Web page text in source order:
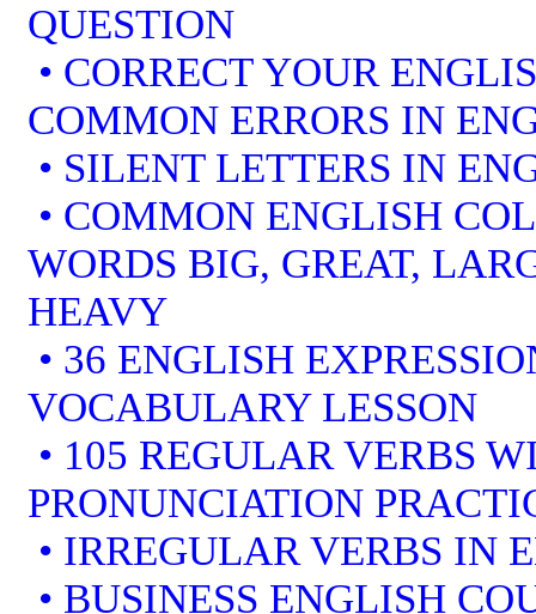
QUESTION
• CORRECT YOUR
COMMON ERRORS IN
• SILENT LETTERS IN
• COMMON ENGLISH
WORDS BIG, GREAT,
HEAVY
• 36 ENGLISH
VOCABULARY LESSON
• 105 REGULAR VERBS
PRONUNCIATION
• IRREGULAR VERBS IN
• BUSINESS ENGLISH